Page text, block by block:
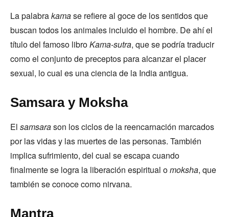
La palabrakamase refiere al goce de los sentidos que
buscan todos los animales incluido el hombre. De ahí el
título del famoso libroKama-sutra, que se podría traducir
como el conjunto de preceptos para alcanzar el placer
sexual, lo cual es una ciencia de la India antigua.
Samsara y Moksha
El samsarason los ciclos de la reencarnación marcados
por las vidas y las muertes de las personas. También
implica sufrimiento, del cual se escapa cuando
finalmente se logra la liberación espiritual omoksha, que
también se conoce como nirvana.
Mantra